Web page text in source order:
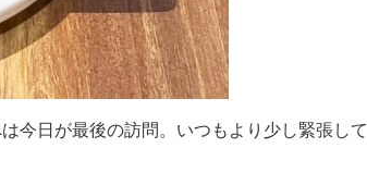
今日が最後の訪問。いつもより少し緊張して